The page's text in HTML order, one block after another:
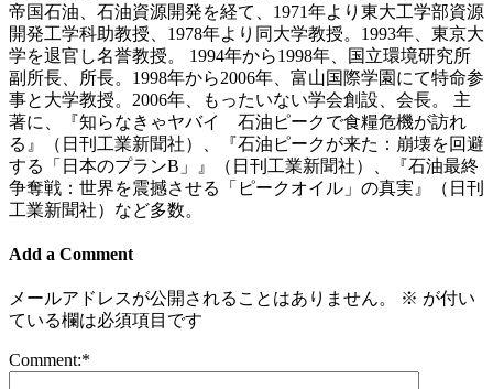
帝国石油、石油資源開発を経て、1971年より東大工学部資源
開発工学科助教授、1978年より同大学教授。1993年、東京大
学を退官し名誉教授。 1994年から1998年、国立環境研究所
副所長、所長。1998年から2006年、富山国際学園にて特命参
事と大学教授。2006年、もったいない学会創設、会長。 主
著に、『知らなきゃヤバイ 石油ピークで食糧危機が訪れ
る』（日刊工業新聞社）、『石油ピークが来た：崩壊を回避
する「日本のプランB」』（日刊工業新聞社）、『石油最終
争奪戦：世界を震撼させる「ピークオイル」の真実』（日刊
工業新聞社）など多数。
Add a Comment
メールアドレスが公開されることはありません。 ※ が付い
ている欄は必須項目です
Comment:*